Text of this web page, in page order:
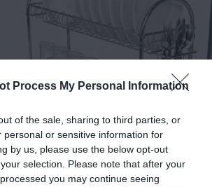
Process My Personal Information
of the sale, sharing to third parties, or
personal or sensitive information for
by us, please use the below opt-out
selection. Please note that after your
you may continue seeing